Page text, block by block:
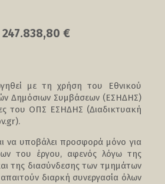
€
με τη χρήση του Εθνικού
Δημόσιων Συμβάσεων (ΕΣΗΔΗΣ)
του ΟΠΣ ΕΣΗΔΗΣ (Διαδικτυακή
να υποβάλει προσφορά μόνο για
του έργου, αφενός λόγω της
της διασύνδεσης των τμημάτων
διαρκή συνεργασία όλων